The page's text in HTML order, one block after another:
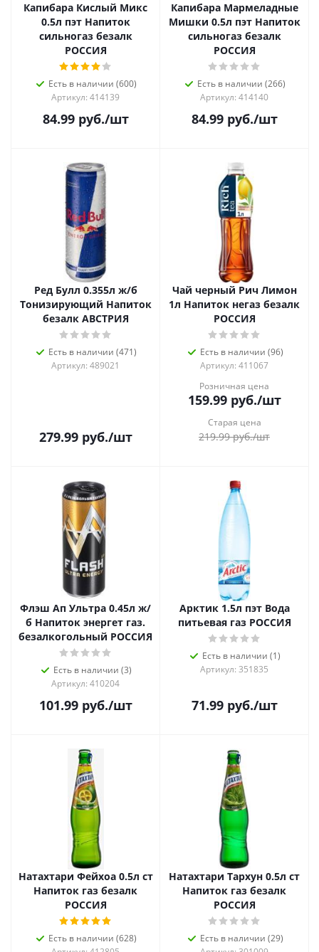
Капибара Кислый Микс
0.5л пэт Напиток
сильногаз безалк
РОССИЯ
Есть в наличии (600)
Артикул: 414139
84.99руб./шт
Капибара Мармеладные
Мишки 0.5л пэт Напиток
сильногаз безалк
РОССИЯ
Есть в наличии (266)
Артикул: 414140
84.99руб./шт
Ред Булл 0.355л ж/б
Тонизирующий Напиток
безалк АВСТРИЯ
Есть в наличии (471)
Артикул: 489021
279.99руб./шт
Чай черный Рич Лимон
1л Напиток негаз безалк
РОССИЯ
Есть в наличии (96)
Артикул: 411067
Розничная цена
159.99руб./шт
Старая цена
219.99руб./шт
Флэш Ап Ультра 0.45л ж/
б Напиток энергет газ.
безалкогольный РОССИЯ
Есть в наличии (3)
Артикул: 410204
101.99руб./шт
Арктик 1.5л пэт Вода
питьевая газ РОССИЯ
Есть в наличии (1)
Артикул: 351835
71.99руб./шт
Натахтари Фейхоа 0.5л ст
Напиток газ безалк
РОССИЯ
Есть в наличии (628)
Натахтари Тархун 0.5л ст
Напиток газ безалк
РОССИЯ
Есть в наличии (29)